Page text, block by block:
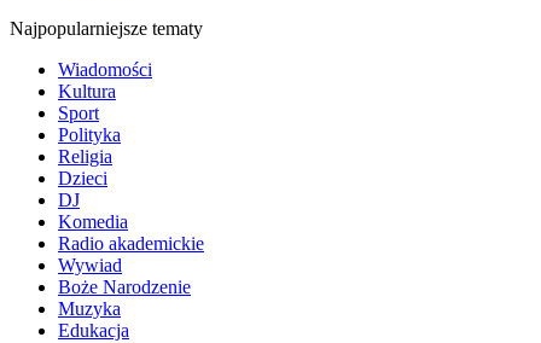
Najpopularniejsze tematy
Wiadomości
Kultura
Sport
Polityka
Religia
Dzieci
DJ
Komedia
Radio akademickie
Wywiad
Boże Narodzenie
Muzyka
Edukacja